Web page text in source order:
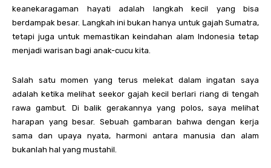
keanekaragaman hayati adalah langkah kecil yang bisa
berdampak besar. Langkah ini bukan hanya untuk gajah Sumatra,
tetapi juga untuk memastikan keindahan alam Indonesia tetap
menjadi warisan bagi anak-cucu kita.
Salah satu momen yang terus melekat dalam ingatan saya
adalah ketika melihat seekor gajah kecil berlari riang di tengah
rawa gambut. Di balik gerakannya yang polos, saya melihat
harapan yang besar. Sebuah gambaran bahwa dengan kerja
sama dan upaya nyata, harmoni antara manusia dan alam
bukanlah hal yang mustahil.